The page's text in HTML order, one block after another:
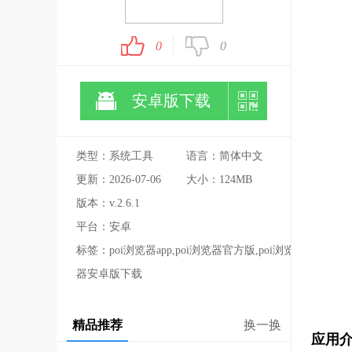
0 0
安卓版下载
类型：系统工具
语言：简体中文
更新：2026-07-06
大小：124MB
版本：v.2.6.1
平台：安卓
标签：poi浏览器app,poi浏览器官方版,poi浏览
器安卓版下载
精品推荐 换一换
应用